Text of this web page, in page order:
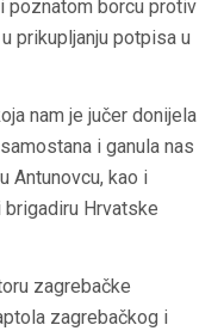
poznatom borcu protiv
prikupljanju potpisa u
nam je jučer donijela
i ganula nas
Antunovcu, kao i
Hrvatske
zagrebačke
zagrebačkog i